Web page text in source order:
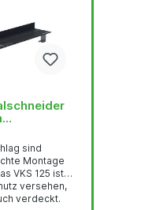
sind
Montage
VKS 125 ist
versehen,
verdeckt.